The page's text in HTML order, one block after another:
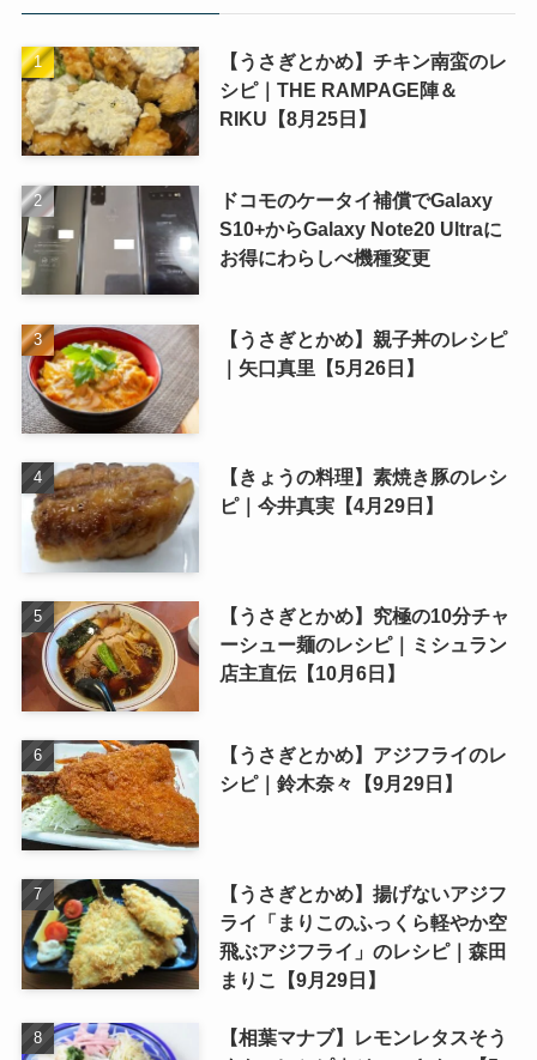
【うさぎとかめ】チキン南蛮のレ
シピ｜THE RAMPAGE陣＆
RIKU【8月25日】
ドコモのケータイ補償でGalaxy
S10+からGalaxy Note20 Ultraに
お得にわらしべ機種変更
【うさぎとかめ】親子丼のレシピ
｜矢口真里【5月26日】
【きょうの料理】素焼き豚のレシ
ピ｜今井真実【4月29日】
【うさぎとかめ】究極の10分チャ
ーシュー麺のレシピ｜ミシュラン
店主直伝【10月6日】
【うさぎとかめ】アジフライのレ
シピ｜鈴木奈々【9月29日】
【うさぎとかめ】揚げないアジフ
ライ「まりこのふっくら軽やか空
飛ぶアジフライ」のレシピ｜森田
まりこ【9月29日】
【相葉マナブ】レモンレタスそう